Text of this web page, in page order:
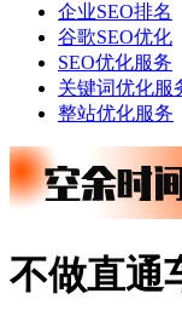
企业SEO排名
谷歌SEO优化
SEO优化服务
关键词优化服
整站优化服务
不做直通